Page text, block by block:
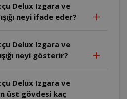
Delux Izgara ve
neyi ifade eder?
Delux Izgara ve
neyi gösterir?
Delux Izgara ve
üst gövdesi kaç